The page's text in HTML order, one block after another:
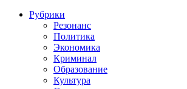
Рубрики
Резонанс
Политика
Экономика
Криминал
Образование
Культура